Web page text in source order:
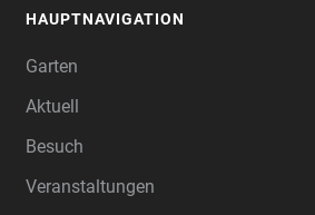
HAUPTNAVIGATION
Garten
Aktuell
Besuch
Veranstaltungen